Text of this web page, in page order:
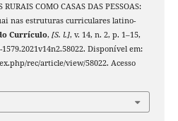
COMO CASAS DAS PESSOAS:
nas estruturas curriculares latino-
Currículo, [S. l.], v. 14, n. 2, p. 1–15,
Disponível em:
rec/article/view/58022. Acesso